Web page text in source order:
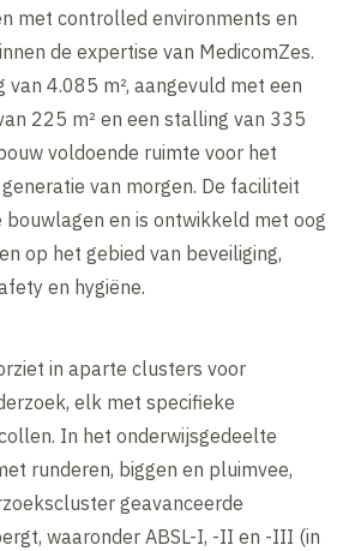
met controlled environments en
de expertise van MedicomZes.
van 4.085 m², aangevuld met een
225 m² en een stalling van 335
voldoende ruimte voor het
van morgen. De faciliteit
bouwlagen en is ontwikkeld met oog
op het gebied van beveiliging,
en hygiëne.
in aparte clusters voor
elk met specifieke
In het onderwijsgedeelte
runderen, biggen en pluimvee,
geavanceerde
waaronder ABSL-I, -II en -III (in